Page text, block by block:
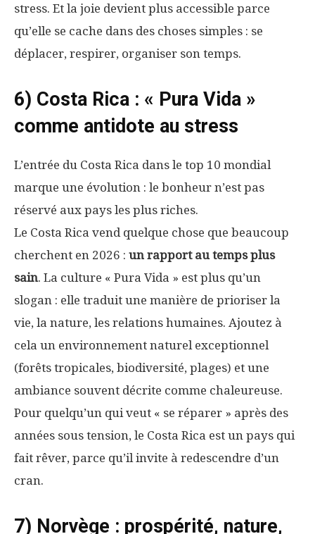
stress. Et la joie devient plus accessible parce
qu’elle se cache dans des choses simples : se
déplacer, respirer, organiser son temps.
6) Costa Rica : « Pura Vida »
comme antidote au stress
L’entrée du Costa Rica dans le top 10 mondial
marque une évolution : le bonheur n’est pas
réservé aux pays les plus riches.
Le Costa Rica vend quelque chose que beaucoup
cherchent en 2026 : un rapport au temps plus
sain. La culture « Pura Vida » est plus qu’un
slogan : elle traduit une manière de prioriser la
vie, la nature, les relations humaines. Ajoutez à
cela un environnement naturel exceptionnel
(forêts tropicales, biodiversité, plages) et une
ambiance souvent décrite comme chaleureuse.
Pour quelqu’un qui veut « se réparer » après des
années sous tension, le Costa Rica est un pays qui
fait rêver, parce qu’il invite à redescendre d’un
cran.
7) Norvège : prospérité, nature,